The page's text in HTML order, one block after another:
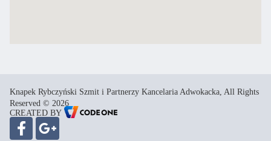
Knapek Rybczyński Szmit i Partnerzy Kancelaria Adwokacka, All Rights
Reserved © 2026
CREATED BY